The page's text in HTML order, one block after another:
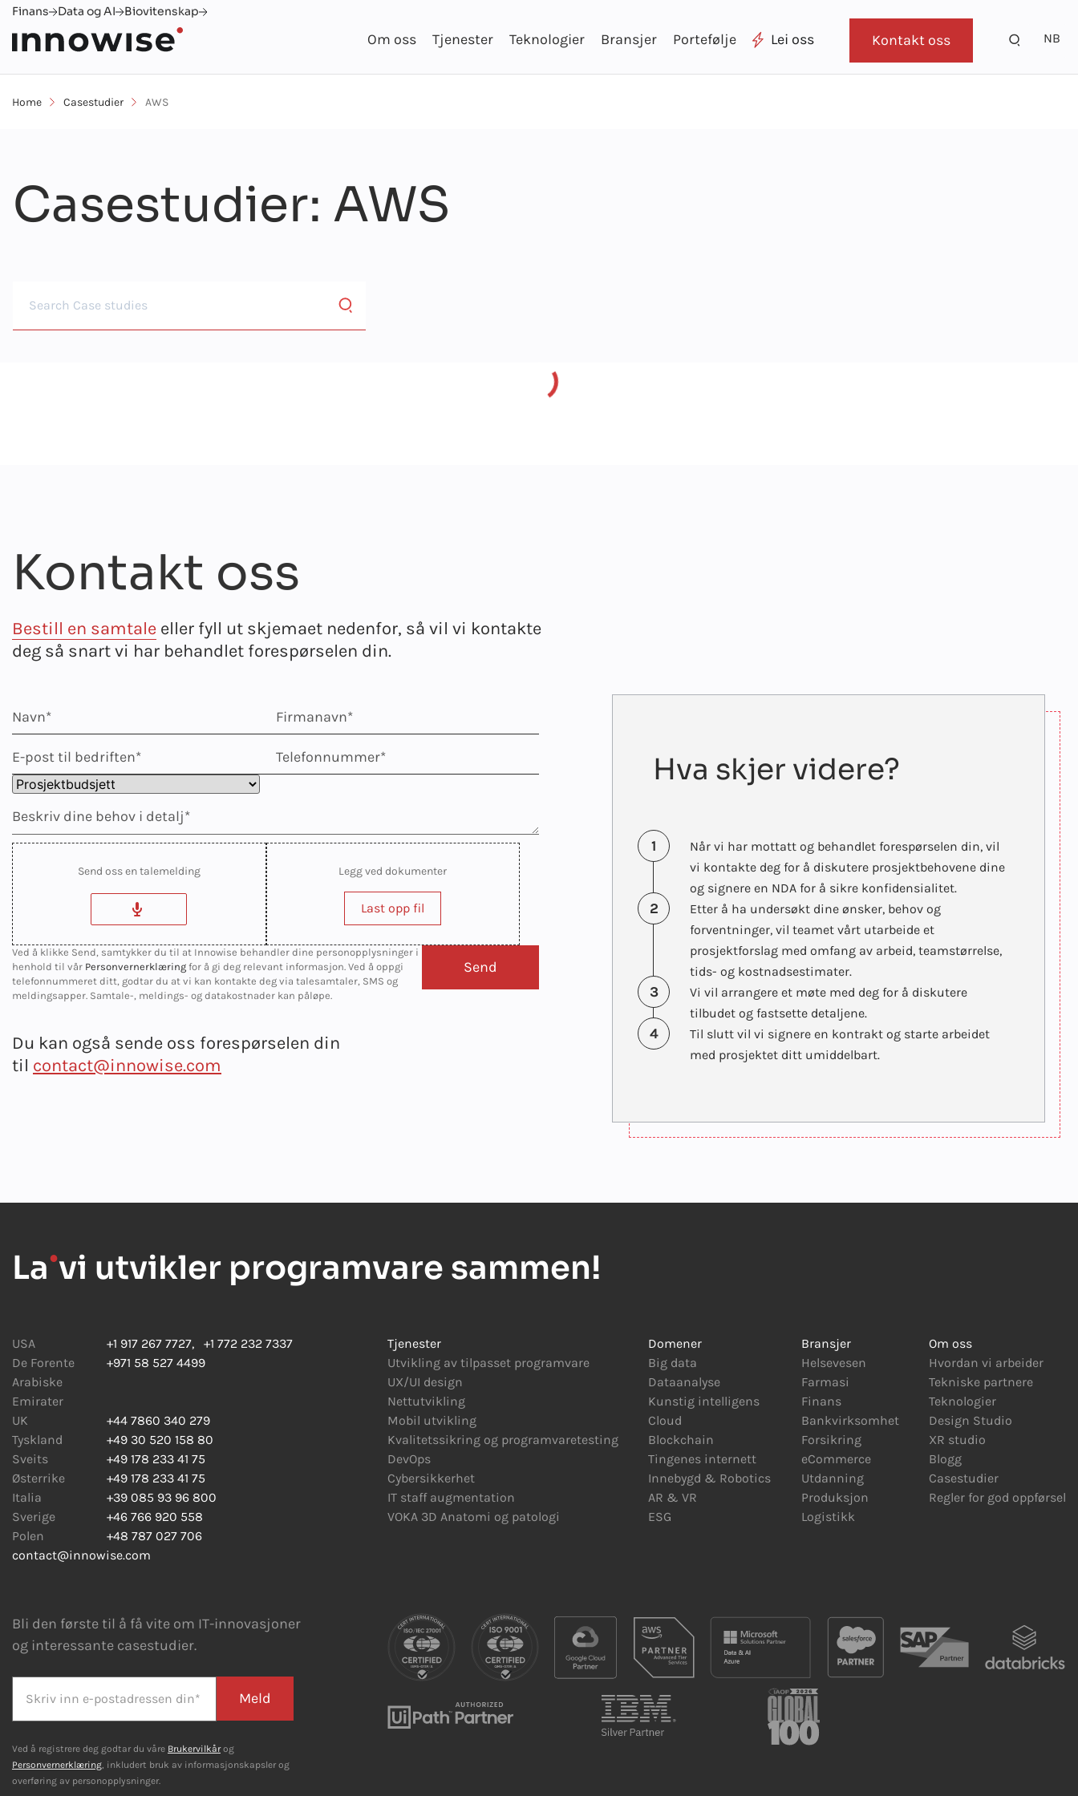
Finans Data og AI Biovitenskap
Om oss Tjenester Teknologier Bransjer Portefølje Lei oss Kontakt oss NB
Home Casestudier AWS
Casestudier: AWS
Kontakt oss
Bestill en samtale eller fyll ut skjemaet nedenfor, så vil vi kontakte
deg så snart vi har behandlet forespørselen din.
Send oss en talemelding Legg ved dokumenter
Last opp fil
Ved å klikke Send, samtykker du til at Innowise behandler dine personopplysninger i
henhold til vår Personvernerklæring for å gi deg relevant informasjon. Ved å oppgi
telefonnummeret ditt, godtar du at vi kan kontakte deg via talesamtaler, SMS og
meldingsapper. Samtale-, meldings- og datakostnader kan påløpe.
Du kan også sende oss forespørselen din
til contact@innowise.com
Hva skjer videre?
1
Når vi har mottatt og behandlet forespørselen din, vil
vi kontakte deg for å diskutere prosjektbehovene dine
og signere en NDA for å sikre konfidensialitet.
2
Etter å ha undersøkt dine ønsker, behov og
forventninger, vil teamet vårt utarbeide et
prosjektforslag med omfang av arbeid, teamstørrelse,
tids- og kostnadsestimater.
3
Vi vil arrangere et møte med deg for å diskutere
tilbudet og fastsette detaljene.
4
Til slutt vil vi signere en kontrakt og starte arbeidet
med prosjektet ditt umiddelbart.
La●vi utvikler programvare sammen!
USA +1 917 267 7727, +1 772 232 7337
De Forente
Arabiske
Emirater
+971 58 527 4499
UK
+44 7860 340 279
Tyskland
+49 30 520 158 80
Sveits
+49 178 233 41 75
Østerrike
+49 178 233 41 75
Italia
+39 085 93 96 800
Sverige
+46 766 920 558
Polen
+48 787 027 706
contact@innowise.com
Tjenester
Utvikling av tilpasset programvare
UX/UI design
Nettutvikling
Mobil utvikling
Kvalitetssikring og programvaretesting
DevOps
Cybersikkerhet
IT staff augmentation
VOKA 3D Anatomi og patologi
Domener
Big data
Dataanalyse
Kunstig intelligens
Cloud
Blockchain
Tingenes internett
Innebygd & Robotics
AR &VR
ESG
Bransjer
Helsevesen
Farmasi
Finans
Bankvirksomhet
Forsikring
eCommerce
Utdanning
Produksjon
Logistikk
Om oss
Hvordan vi arbeider
Tekniske partnere
Teknologier
Design Studio
XR studio
Blogg
Casestudier
Regler for god oppførsel
Bli den første til å få vite om IT-innovasjoner
og interessante casestudier.
Meld
Ved å registrere deg godtar du våre Brukervilkårog
Personvernerklæring, inkludert bruk av informasjonskapsler og
overføring av personopplysninger.